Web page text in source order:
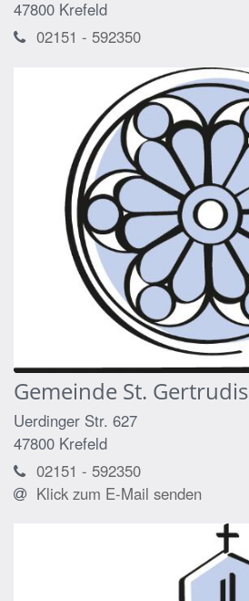
47800 Krefeld
02151 - 592350
Gemeinde St. Gertrudis
Uerdinger Str. 627
47800 Krefeld
02151 - 592350
Klick zum E-Mail senden